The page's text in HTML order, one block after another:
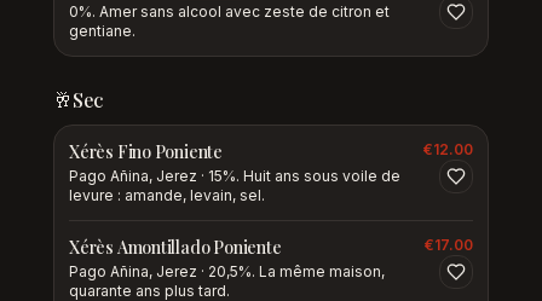
0%. Amer sans alcool avec zeste de citron et
gentiane.
🥂Sec
Xérès Fino Poniente
Pago Añina, Jerez · 15%. Huit ans sous voile de
levure : amande, levain, sel.
€12.00
Xérès Amontillado Poniente
Pago Añina, Jerez · 20,5%. La même maison,
quarante ans plus tard.
€17.00